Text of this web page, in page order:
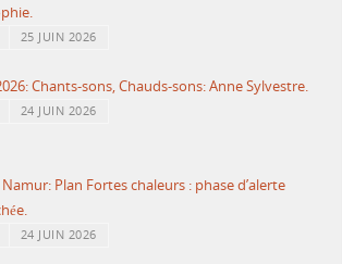
25 JUIN 2026
Chants-sons, Chauds-sons: Anne Sylvestre.
24 JUIN 2026
Plan Fortes chaleurs : phase d’alerte
24 JUIN 2026